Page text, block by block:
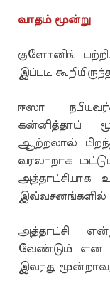
வாதம் மூன்று
குளோனிங்
இப்படி
ஈஸா
கன்னித்தாய்
ஆற்றலால்
வரலாறாக
அத்தாட்சியாக
இவ்வசனங்களில்
அத்தாட்சி
வேண்டும் என
இவரது